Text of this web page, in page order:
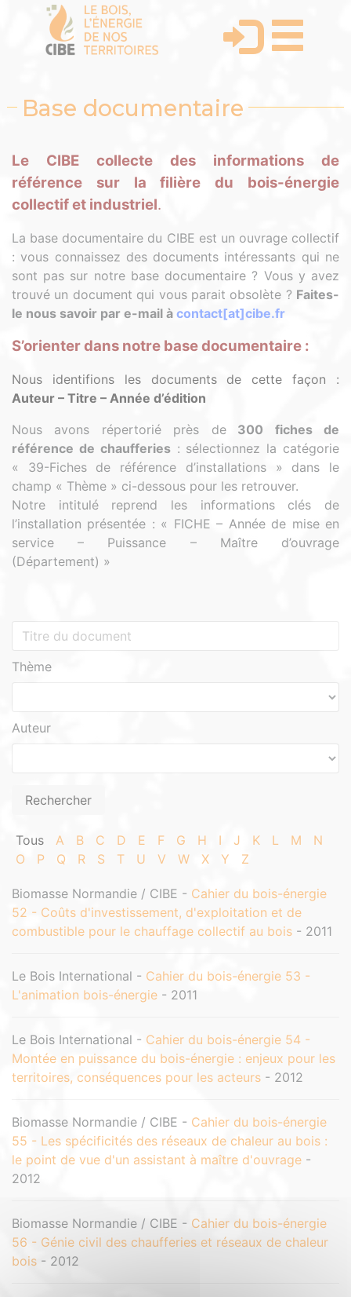
Base documentaire
Le CIBE collecte des informations de
référence sur la filière du bois-énergie
collectif et industriel.
La base documentaire du CIBE est un ouvrage collectif
: vous connaissez des documents intéressants qui ne
sont pas sur notre base documentaire ? Vous y avez
trouvé un document qui vous parait obsolète ? Faites-
le nous savoir par e-mail à contact[at]cibe.fr
S’orienter dans notre base documentaire :
Nous identifions les documents de cette façon :
Auteur – Titre – Année d’édition
Nous avons répertorié près de300 fiches de
référence de chaufferies : sélectionnez la catégorie
« 39-Fiches de référence d’installations » dans le
champ « Thème » ci-dessous pour les retrouver.
Notre intitulé reprend les informations clés de
l’installation présentée : « FICHE – Année de mise en
service – Puissance – Maître d’ouvrage
(Département) »
Thème
Auteur
Tous A B C D E F G H I J K L M
N
O
P Q R S T U V W X Y Z
Biomasse Normandie / CIBE - Cahier du bois-énergie
52 - Coûts d'investissement, d'exploitation et de
combustible pour le chauffage collectif au bois - 2011
Le Bois International - Cahier du bois-énergie 53 -
L'animation bois-énergie - 2011
Le Bois International - Cahier du bois-énergie 54 -
Montée en puissance du bois-énergie : enjeux pour les
territoires, conséquences pour les acteurs - 2012
Biomasse Normandie / CIBE - Cahier du bois-énergie
55 - Les spécificités des réseaux de chaleur au bois :
le point de vue d'un assistant à maître d'ouvrage -
2012
Biomasse Normandie / CIBE - Cahier du bois-énergie
56 - Génie civil des chaufferies et réseaux de chaleur
bois - 2012